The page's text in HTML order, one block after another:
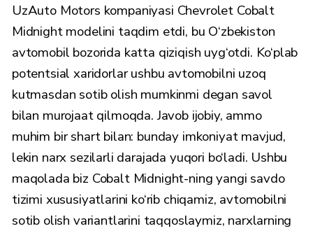
UzAuto Motors kompaniyasi Chevrolet Cobalt
Midnight modelini taqdim etdi, bu O‘zbekiston
avtomobil bozorida katta qiziqish uyg‘otdi. Ko‘plab
potentsial xaridorlar ushbu avtomobilni uzoq
kutmasdan sotib olish mumkinmi degan savol
bilan murojaat qilmoqda. Javob ijobiy, ammo
muhim bir shart bilan: bunday imkoniyat mavjud,
lekin narx sezilarli darajada yuqori bo‘ladi. Ushbu
maqolada biz Cobalt Midnight-ning yangi savdo
tizimi xususiyatlarini ko‘rib chiqamiz, avtomobilni
sotib olish variantlarini taqqoslaymiz, narxlarning